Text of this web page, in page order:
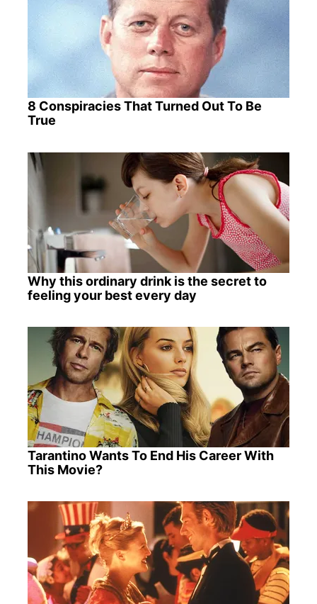
8 Conspiracies That Turned Out To Be
True
Why this ordinary drink is the secret to
feeling your best every day
Tarantino Wants To End His Career With
This Movie?